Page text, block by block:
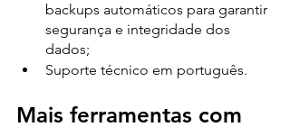
backups automáticos para garantir
segurança e integridade dos
dados;
Suporte técnico em português.
Mais ferramentas com